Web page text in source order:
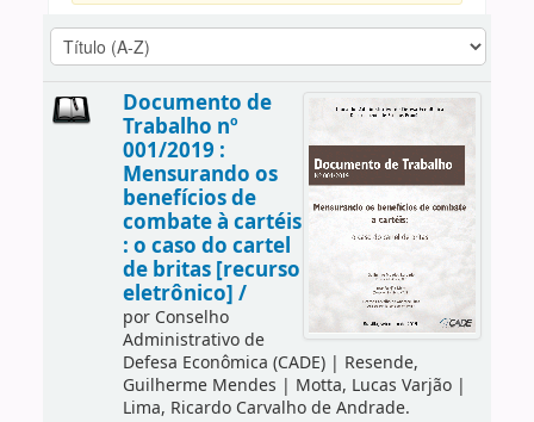
Documento de
Trabalho nº
001/2019 :
Mensurando os
benefícios de
combate à cartéis
: o caso do cartel
de britas [recurso
eletrônico] /
por Conselho
Administrativo de
Defesa Econômica (CADE)| Resende,
Guilherme Mendes | Motta, Lucas Varjão|
Lima, Ricardo Carvalho de Andrade.